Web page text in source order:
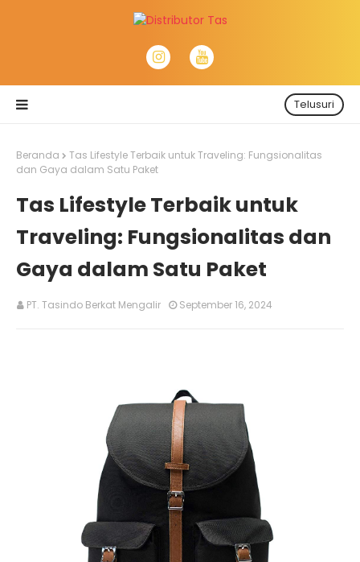
Telusuri
Beranda
Tas Lifestyle Terbaik untuk Traveling: Fungsionalitas
dan Gaya dalam Satu Paket
Tas Lifestyle Terbaik untuk
Traveling: Fungsionalitas dan
Gaya dalam Satu Paket
PT. Tasindo Berkat Mengalir September 16, 2024